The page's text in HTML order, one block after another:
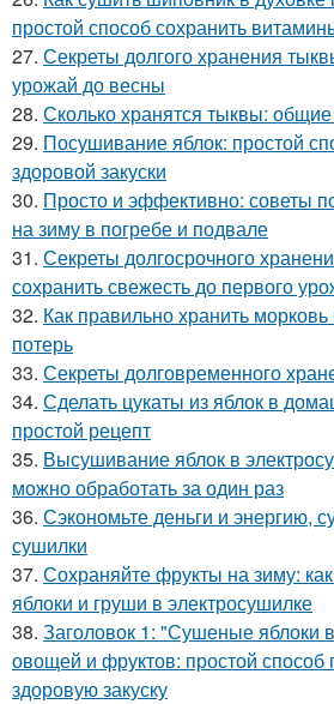
простой способ сохранить
27. Секреты долгого хранения
урожай до весны
28. Сколько хранятся тыквы:
29. Посушивание яблок: простой
здоровой закуски
30. Просто и эффективно: советы
на зиму в погребе и подвале
31. Секреты долгосрочного
сохранить свежесть до первого
32. Как правильно хранить
потерь
33. Секреты долговременного
34. Сделать цукаты из яблок в
простой рецепт
35. Высушивание яблок в
можно обработать за один раз
36. Сэкономьте деньги и энергию,
сушилки
37. Сохраняйте фрукты на зиму:
яблоки и груши в электросушилке
38. Заголовок 1: "Сушеные яблоки
овощей и фруктов: простой способ
здоровую закуску